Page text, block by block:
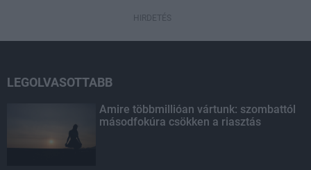
HIRDETÉS
LEGOLVASOTTABB
Amire többmillióan vártunk: szombattól
másodfokúra csökken a riasztás